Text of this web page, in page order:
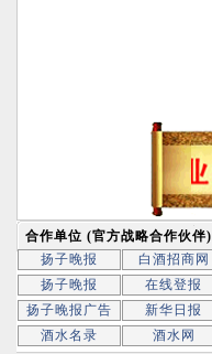
合作单位 (官方战略合作伙伴)
扬子晚报
白酒招商网
扬子晚报
在线登报
扬子晚报广告
新华日报
酒水名录
酒水网